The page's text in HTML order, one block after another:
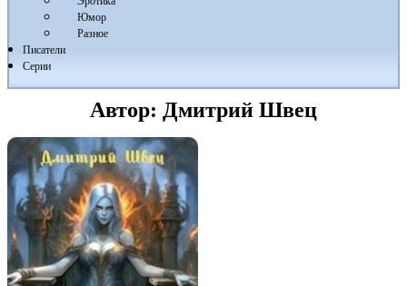
Юмор
Разное
Писатели
Серии
Автор: Дмитрий Швец